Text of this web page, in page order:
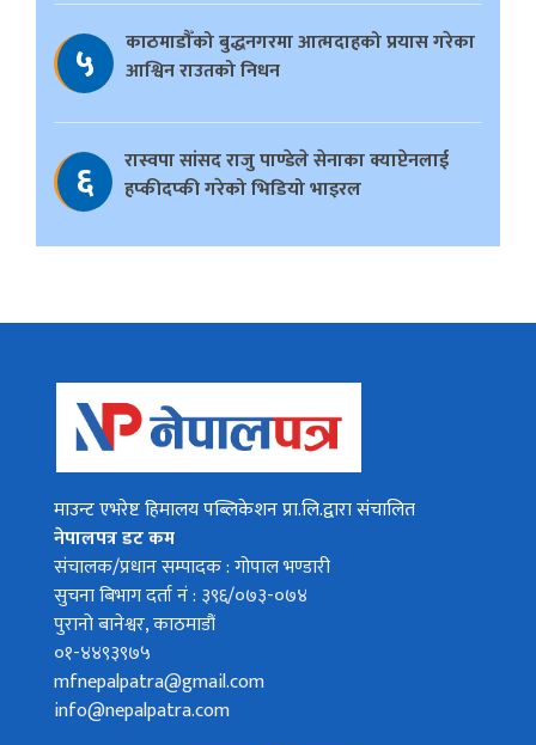
५
काठमाडौँको बुद्धनगरमा आत्मदाहको प्रयास गरेका
आश्विन राउतको निधन
६
रास्वपा सांसद राजु पाण्डेले सेनाका क्याप्टेनलाई
हप्कीदप्की गरेको भिडियो भाइरल
माउन्ट एभरेष्ट हिमालय पब्लिकेशन प्रा.लि.द्वारा संचालित
नेपालपत्र डट कम
संचालक/प्रधान सम्पादक : गोपाल भण्डारी
सुचना बिभाग दर्ता नं : ३९६/०७३-०७४
पुरानो बानेश्वर, काठमाडौं
०१-४४९३९७५
mfnepalpatra@gmail.com
info@nepalpatra.com